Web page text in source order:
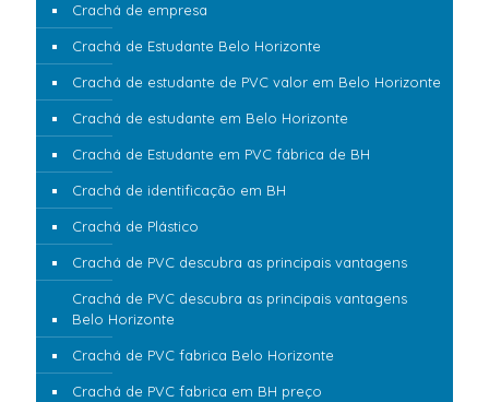
Crachá de empresa
Crachá de Estudante Belo Horizonte
Crachá de estudante de PVC valor em Belo Horizonte
Crachá de estudante em Belo Horizonte
Crachá de Estudante em PVC fábrica de BH
Crachá de identificação em BH
Crachá de Plástico
Crachá de PVC descubra as principais vantagens
Crachá de PVC descubra as principais vantagens
Belo Horizonte
Crachá de PVC fabrica Belo Horizonte
Crachá de PVC fabrica em BH preço